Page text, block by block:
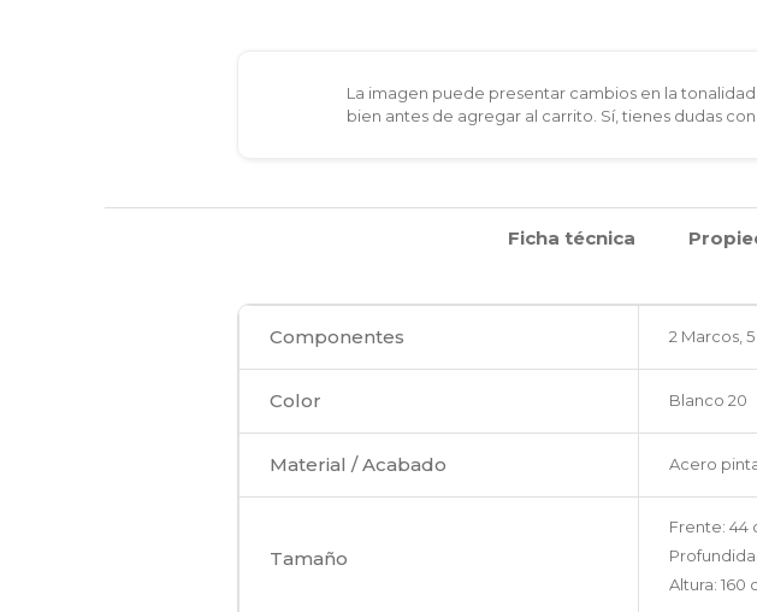
La imagen puede presentar cambios en la
bien antes de agregar al carrito. Sí, tienes dudas
Ficha técnica
Componentes 2 Marcos,
Color Blanco 20
Material / Acabado Acero
Tamaño
Frente: 44
Altura: 160